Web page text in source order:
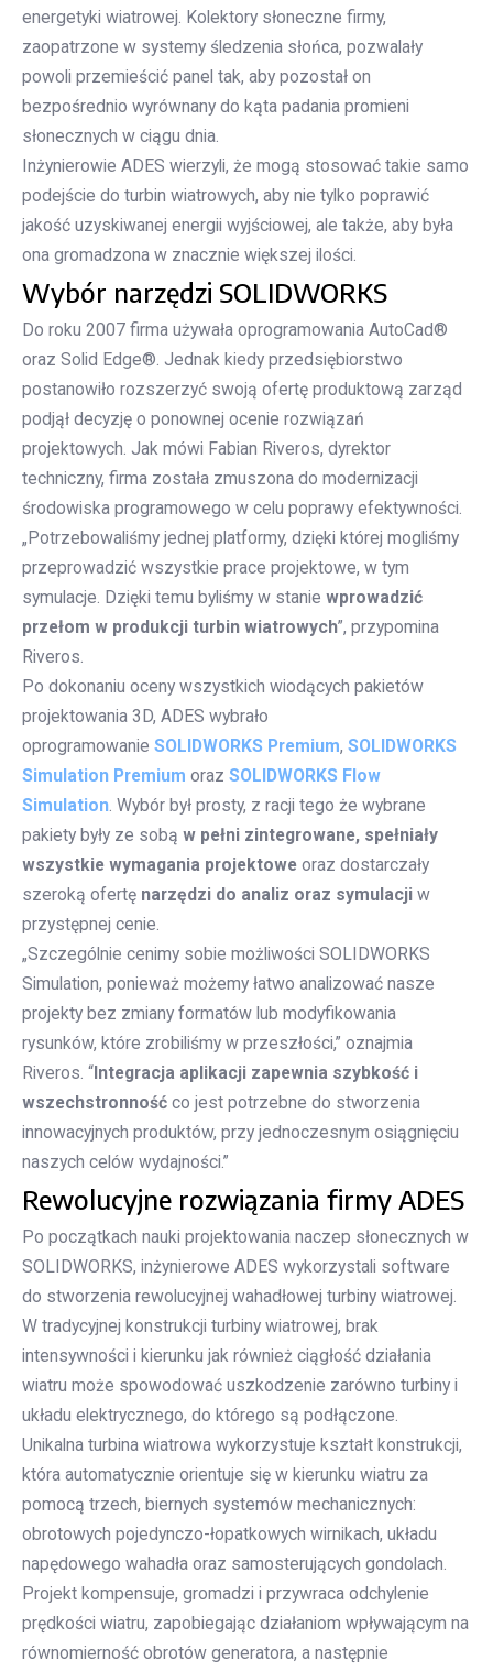
energetyki wiatrowej. Kolektory słoneczne firmy,
zaopatrzone w systemy śledzenia słońca, pozwalały
powoli przemieścić panel tak, aby pozostał on
bezpośrednio wyrównany do kąta padania promieni
słonecznych w ciągu dnia.
Inżynierowie ADES wierzyli, że mogą stosować takie samo
podejście do turbin wiatrowych, aby nie tylko poprawić
jakość uzyskiwanej energii wyjściowej, ale także, aby była
ona gromadzona w znacznie większej ilości.
Wybór narzędzi SOLIDWORKS
Do roku 2007 firma używała oprogramowania AutoCad®
oraz Solid Edge®. Jednak kiedy przedsiębiorstwo
postanowiło rozszerzyć swoją ofertę produktową zarząd
podjął decyzję o ponownej ocenie rozwiązań
projektowych. Jak mówi Fabian Riveros, dyrektor
techniczny, firma została zmuszona do modernizacji
środowiska programowego w celu poprawy efektywności.
„Potrzebowaliśmy jednej platformy, dzięki której mogliśmy
przeprowadzić wszystkie prace projektowe, w tym
symulacje. Dzięki temu byliśmy w stanie wprowadzić
przełom w produkcji turbin wiatrowych”, przypomina
Riveros.
Po dokonaniu oceny wszystkich wiodących pakietów
projektowania 3D, ADES wybrało
oprogramowanie SOLIDWORKS Premium, SOLIDWORKS
Simulation Premium oraz SOLIDWORKS Flow
Simulation. Wybór był prosty, z racji tego że wybrane
pakiety były ze sobą w pełni zintegrowane, spełniały
wszystkie wymagania projektoweoraz dostarczały
szeroką ofertę narzędzi do analiz oraz symulacjiw
przystępnej cenie.
„Szczególnie cenimy sobie możliwości SOLIDWORKS
Simulation, ponieważ możemy łatwo analizować nasze
projekty bez zmiany formatów lub modyfikowania
rysunków, które zrobiliśmy w przeszłości,” oznajmia
Riveros. “Integracja aplikacji zapewnia szybkość i
wszechstronnośćco jest potrzebne do stworzenia
innowacyjnych produktów, przy jednoczesnym osiągnięciu
naszych celów wydajności.”
Rewolucyjne rozwiązania firmy ADES
Po początkach nauki projektowania naczep słonecznych w
SOLIDWORKS, inżynierowe ADES wykorzystali software
do stworzenia rewolucyjnej wahadłowej turbiny wiatrowej.
W tradycyjnej konstrukcji turbiny wiatrowej, brak
intensywności i kierunku jak również ciągłość działania
wiatru może spowodować uszkodzenie zarówno turbiny i
układu elektrycznego, do którego są podłączone.
Unikalna turbina wiatrowa wykorzystuje kształt konstrukcji,
która automatycznie orientuje się w kierunku wiatru za
pomocą trzech, biernych systemów mechanicznych:
obrotowych pojedynczo-łopatkowych wirnikach, układu
napędowego wahadła oraz samosterujących gondolach.
Projekt kompensuje, gromadzi i przywraca odchylenie
prędkości wiatru, zapobiegając działaniom wpływającym na
równomierność obrotów generatora, a następnie